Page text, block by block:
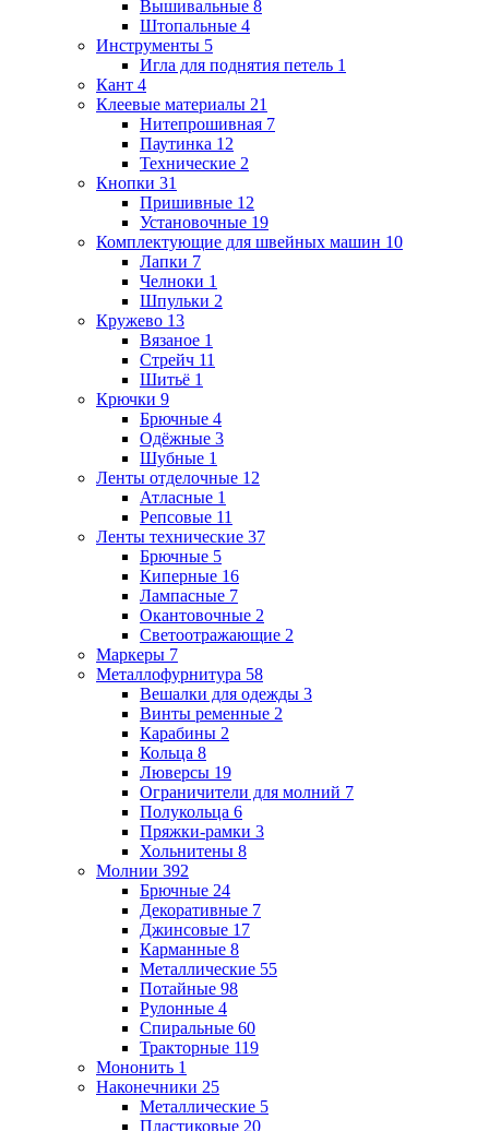
Вышивальные 8
Штопальные 4
Инструменты 5
Игла для поднятия петель 1
Кант 4
Клеевые материалы 21
Нитепрошивная 7
Паутинка 12
Технические 2
Кнопки 31
Пришивные 12
Установочные 19
Комплектующие для швейных машин 10
Лапки 7
Челноки 1
Шпульки 2
Кружево 13
Вязаное 1
Стрейч 11
Шитьё 1
Крючки 9
Брючные 4
Одёжные 3
Шубные 1
Ленты отделочные 12
Атласные 1
Репсовые 11
Ленты технические 37
Брючные 5
Киперные 16
Лампасные 7
Окантовочные 2
Светоотражающие 2
Маркеры 7
Металлофурнитура 58
Вешалки для одежды 3
Винты ременные 2
Карабины 2
Кольца 8
Люверсы 19
Ограничители для молний 7
Полукольца 6
Пряжки-рамки 3
Хольнитены 8
Молнии 392
Брючные 24
Декоративные 7
Джинсовые 17
Карманные 8
Металлические 55
Потайные 98
Рулонные 4
Спиральные 60
Тракторные 119
Мононить 1
Наконечники 25
Металлические 5
Пластиковые 20